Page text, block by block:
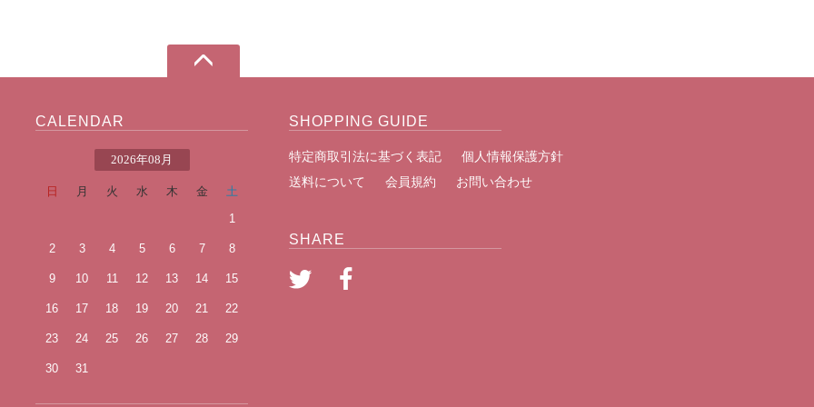
CALENDAR
2026年08月
日 月 火 水 木 金
土
1
2 3 4 5 6 7 8
9 10 11 12 13 14 15
16 17 18 19 20 21 22
23 24 25 26 27 28 29
30 31
SHOPPING GUIDE
特定商取引法に基づく表記
個人情報保護方針
送料について
会員規約 お問い合わせ
SHARE